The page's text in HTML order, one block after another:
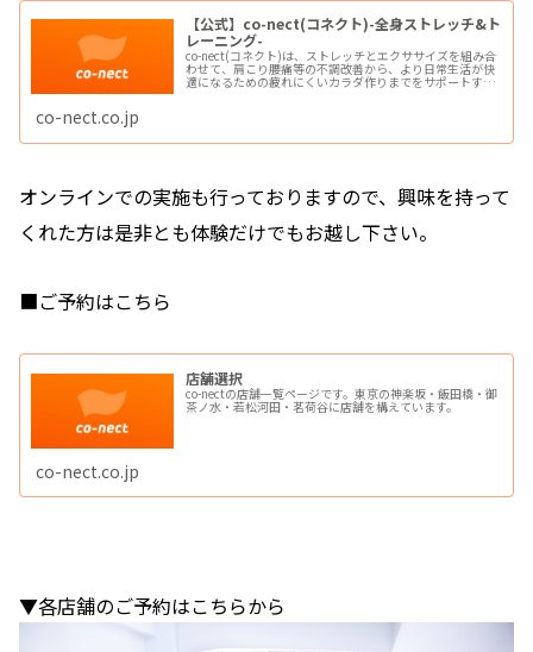
【公式】co-nect(コネクト)-全身ストレッチ&ト
レーニング-
co-nect(コネクト)は、ストレッチとエクササイズを組み合
わせて、肩こり腰痛等の不調改善から、より日常生活が快
適になるための疲れにくいカラダ作りまでをサポートする
co-nect.co.jp
オンラインでの実施も行っておりますので、興味を持って
くれた方は是非とも体験だけでもお越し下さい。
■ご予約はこちら
店舗選択
co-nectの店舗一覧ページです。東京の神楽坂・飯田橋・御
茶ノ水・若松河田・茗荷谷に店舗を構えています。
co-nect.co.jp
▼各店舗のご予約はこちらから